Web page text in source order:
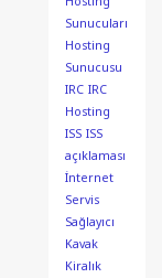
Sunucuları
Hosting
Sunucusu
IRC IRC
Hosting
ISS ISS
açıklaması
İnternet
Servis
Sağlayıcı
Kavak
Kiralık